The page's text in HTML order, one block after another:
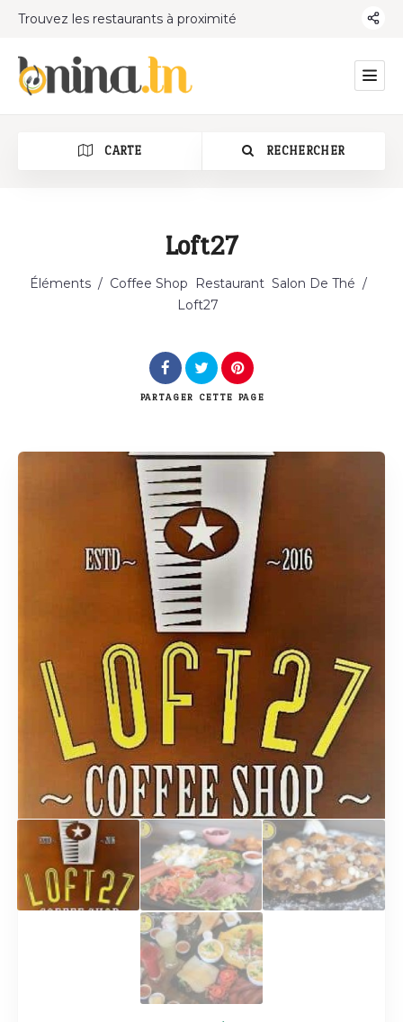
Trouvez les restaurants à proximité
CARTE RECHERCHER
Catégorie
Rechercher
Loft27
Éléments / Coffee Shop Restaurant Salon De Thé /
Loft27
PARTAGER CETTE PAGE